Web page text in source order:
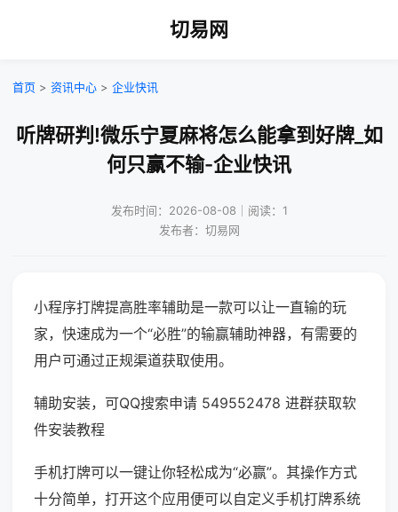
切易网
首页 > 资讯中心 > 企业快讯
听牌研判!微乐宁夏麻将怎么能拿到好牌_如
何只赢不输-企业快讯
发布时间：2026-08-08｜阅读：1
发布者：切易网
小程序打牌提高胜率辅助是一款可以让一直输的玩
家，快速成为一个“必胜”的输赢辅助神器，有需要的
用户可通过正规渠道获取使用。
辅助安装，可QQ搜索申请 549552478 进群获取软
件安装教程
手机打牌可以一键让你轻松成为“必赢”。其操作方式
十分简单，打开这个应用便可以自定义手机打牌系统